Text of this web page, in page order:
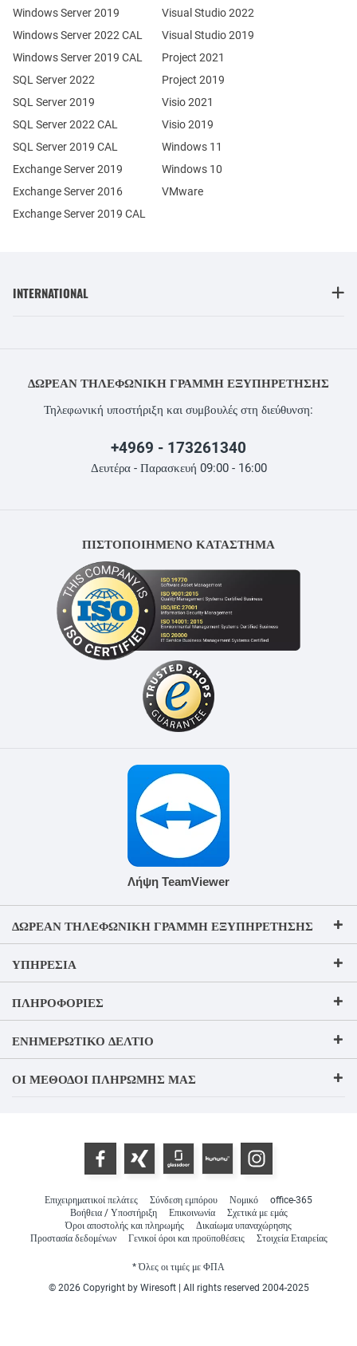
Windows Server 2019
Exchange Server 2019
Exchange Server 2016
SQL Server 2022
SQL Server 2019
Windows Server 2022 CAL
Windows Server 2019 CAL
SQL Server 2022 CAL
SQL Server 2019 CAL
Exchange Server 2019 CAL
Visual Studio 2022
Visual Studio 2019
Project 2021
Project 2019
Visio 2021
Visio 2019
Windows 11
Windows 10
VMware
INTERNATIONAL
ΔΩΡΕΆΝ ΤΗΛΕΦΩΝΙΚΉ ΓΡΑΜΜΉ ΕΞΥΠΗΡΈΤΗΣΗΣ
Τηλεφωνική υποστήριξη και συμβουλές στη διεύθυνση:
+4969 - 173261340
Δευτέρα - Παρασκευή 09:00 - 16:00
ΠΙΣΤΟΠΟΙΗΜΕΝΟ ΚΑΤΑΣΤΗΜΑ
Λήψη TeamViewer
ΔΩΡΕΆΝ ΤΗΛΕΦΩΝΙΚΉ ΓΡΑΜΜΉ ΕΞΥΠΗΡΈΤΗΣΗΣ
ΥΠΗΡΕΣΊΑ
ΠΛΗΡΟΦΟΡΊΕΣ
ΕΝΗΜΕΡΩΤΙΚΌ ΔΕΛΤΊΟ
ΟΙ ΜΈΘΟΔΟΙ ΠΛΗΡΩΜΉΣ ΜΑΣ
Επιχειρηματικοί πελάτες Σύνδεση εμπόρου Νομικό
office-365
Βοήθεια / Υποστήριξη
Επικοινωνία
Σχετικά με εμάς
Όροι αποστολής και πληρωμής
Δικαίωμα υπαναχώρησης
Προστασία δεδομένων
Γενικοί όροι και προϋποθέσεις Στοιχεία Εταιρείας
* Όλες οι τιμές με ΦΠΑ
© 2026 Copyright by Wiresoft | All rights reserved 2004-2025